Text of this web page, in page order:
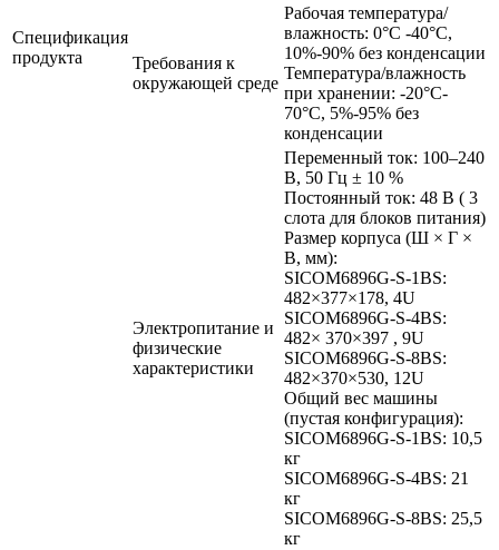
Спецификация
продукта
Требования к
окружающей среде
Рабочая температура/
влажность: 0°C -40°C,
10%-90% без конденсации
Температура/влажность
при хранении: -20°C-
70°C, 5%-95% без
конденсации
Электропитание и
физические
характеристики
Переменный ток: 100–240
В, 50 Гц ± 10 %
Постоянный ток: 48 В ( 3
слота для блоков питания)
Размер корпуса (Ш × Г ×
В, мм):
SICOM6896G-S-1BS:
482×377×178, 4U
SICOM6896G-S-4BS:
482× 370×397 , 9U
SICOM6896G-S-8BS:
482×370×530, 12U
Общий вес машины
(пустая конфигурация):
SICOM6896G-S-1BS: 10,5
кг
SICOM6896G-S-4BS: 21
кг
SICOM6896G-S-8BS: 25,5
кг